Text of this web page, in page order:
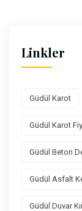
Linkler
Güdül Karot
Güdül Karot
Güdül Beton
Güdül Asfalt
Güdül Duvar